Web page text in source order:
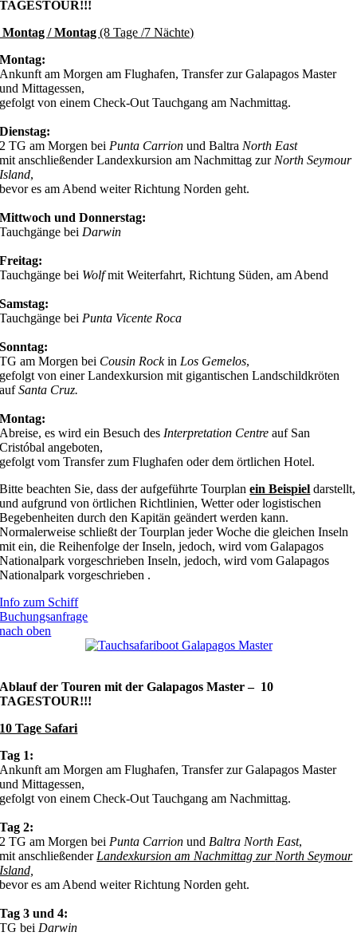
TAGESTOUR!!!
Montag / Montag(8 Tage /7 Nächte)
Montag:
Ankunft am Morgen am Flughafen, Transfer zur Galapagos Master
und Mittagessen,
gefolgt von einem Check-Out Tauchgang am Nachmittag.
Dienstag:
2 TG am Morgen bei Punta Carrion und Baltra North East
mit anschließender Landexkursion am Nachmittag zur North Seymour
Island,
bevor es am Abend weiter Richtung Norden geht.
Mittwoch und Donnerstag:
Tauchgänge bei Darwin
Freitag:
Tauchgänge bei Wolfmit Weiterfahrt, Richtung Süden, am Abend
Samstag:
Tauchgänge bei Punta Vicente Roca
Sonntag:
TG am Morgen bei Cousin Rockin Los Gemelos,
gefolgt von einer Landexkursion mit gigantischen Landschildkröten
aufSanta Cruz.
Montag:
Abreise, es wird ein Besuch des Interpretation Centreauf San
Cristóbal angeboten,
gefolgt vom Transfer zum Flughafen oder dem örtlichen Hotel.
Bitte beachten Sie, dass der aufgeführte Tourplanein Beispiel darstellt,
und aufgrund von örtlichen Richtlinien, Wetter oder logistischen
Begebenheiten durch den Kapitän geändert werden kann.
Normalerweise schließt der Tourplan jeder Woche die gleichen Inseln
mit ein, die Reihenfolge der Inseln, jedoch, wird vom Galapagos
Nationalpark vorgeschrieben Inseln, jedoch, wird vom Galapagos
Nationalpark vorgeschrieben .
Info zum Schiff
Buchungsanfrage
nach oben
Ablauf der Touren mit der Galapagos Master – 10
TAGESTOUR!!!
10 Tage Safari
Tag 1:
Ankunft am Morgen am Flughafen, Transfer zur Galapagos Master
und Mittagessen,
gefolgt von einem Check-Out Tauchgang am Nachmittag.
Tag 2:
2 TG am Morgen bei Punta Carrion und Baltra North East,
mit anschließender Landexkursion am Nachmittag zur North Seymour
Island,
bevor es am Abend weiter Richtung Norden geht.
Tag 3 und 4:
TG bei Darwin